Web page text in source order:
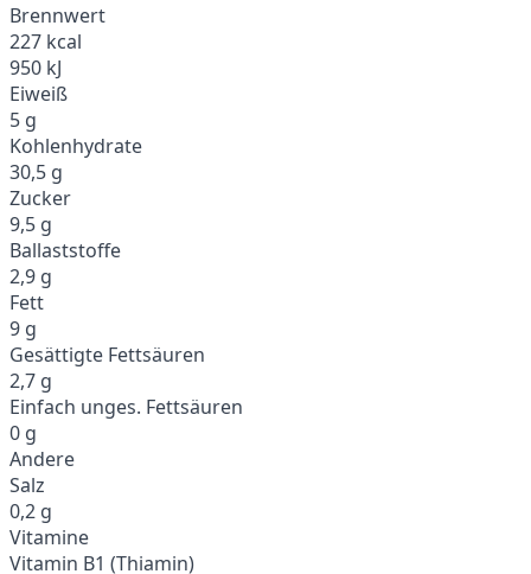
Brennwert
227 kcal
950 kJ
Eiweiß
5 g
Kohlenhydrate
30,5 g
Zucker
9,5 g
Ballaststoffe
2,9 g
Fett
9 g
Gesättigte Fettsäuren
2,7 g
Einfach unges. Fettsäuren
0 g
Andere
Salz
0,2 g
Vitamine
Vitamin B1 (Thiamin)